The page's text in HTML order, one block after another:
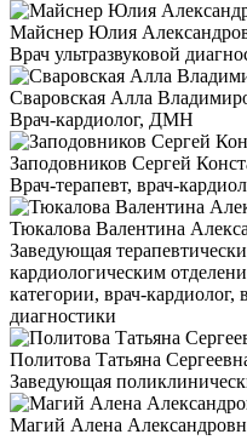
Майснер Юлия
Врач ультразвуковой
Сваровская Алла
Врач-кардиолог, ДМН
Заподовников Сергей
Врач-терапевт, врач-
Тюкалова Валентина
Заведующая
кардиологическим
категории, врач-
диагностики
Политова Татьяна
Заведующая
Магий Алена